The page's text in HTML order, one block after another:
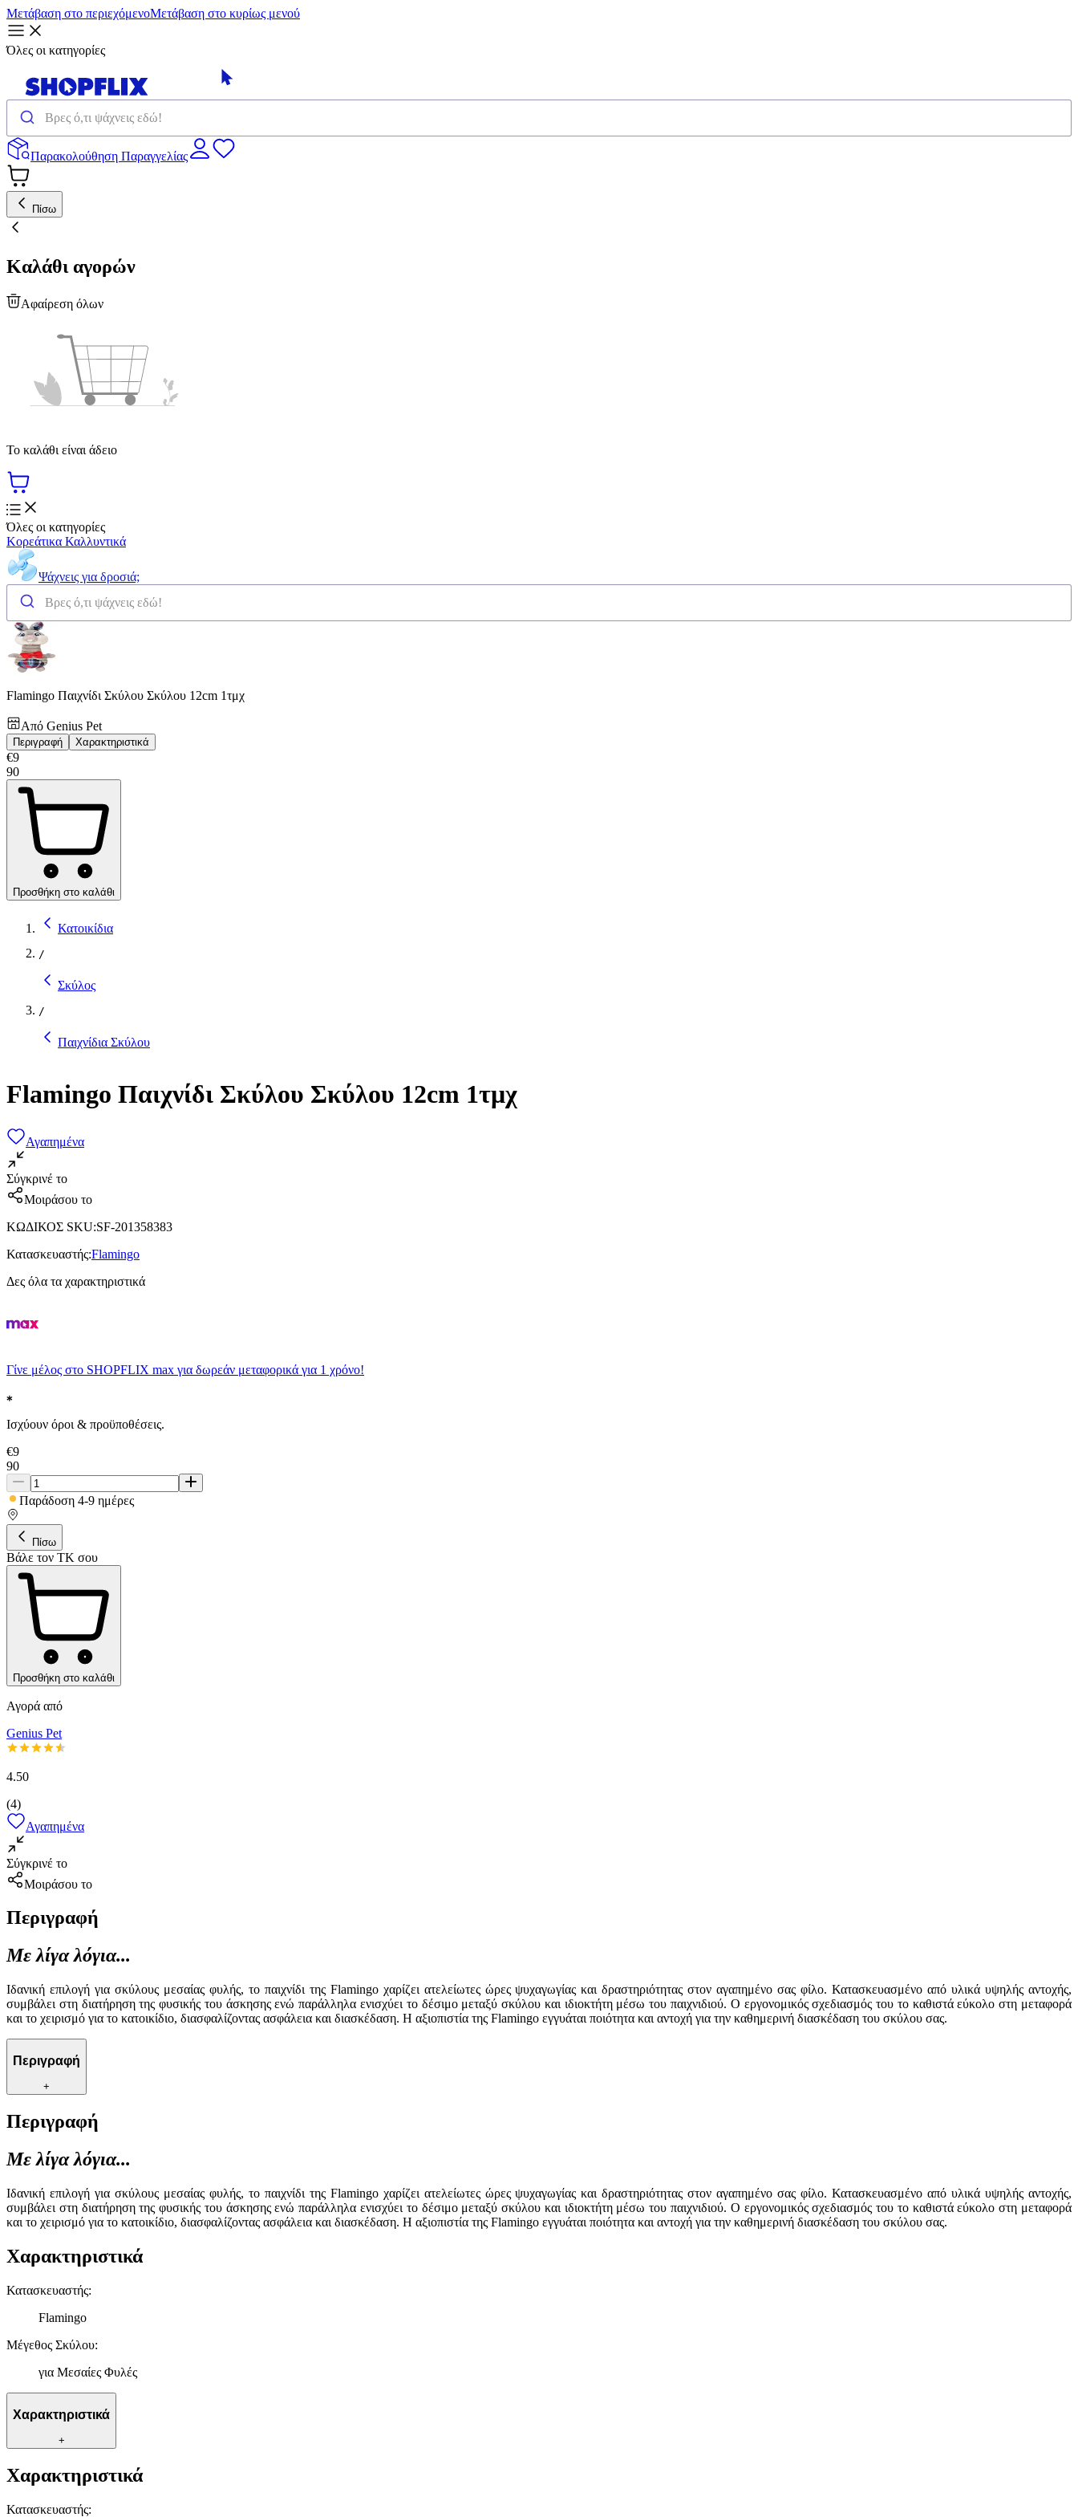
Μετάβαση στο περιεχόμενοΜετάβαση στο κυρίως μενού
Όλες οι κατηγορίες
Παρακολούθηση Παραγγελίας
Πίσω
Καλάθι αγορών
Αφαίρεση όλων
Το καλάθι είναι άδειο
Όλες οι κατηγορίες
Κορεάτικα Καλλυντικά
Ψάχνεις για δροσιά;
Flamingo Παιχνίδι Σκύλου Σκύλου 12cm 1τμχ
Από Genius Pet
Περιγραφή Χαρακτηριστικά
€9
90
Προσθήκη στο καλάθι
Κατοικίδια
/
Σκύλος
/
Παιχνίδια Σκύλου
Flamingo Παιχνίδι Σκύλου Σκύλου 12cm 1τμχ
Αγαπημένα
Σύγκρινέ το
Μοιράσου το
ΚΩΔΙΚΟΣ SKU:SF-201358383
Κατασκευαστής:Flamingo
Δες όλα τα χαρακτηριστικά
Γίνε μέλος στο SHOPFLIX max για δωρεάν μεταφορικά για 1 χρόνο!
Ισχύουν όροι & προϋποθέσεις.
€9
90
Παράδοση 4-9 ημέρες
Πίσω
Βάλε τον ΤΚ σου
Προσθήκη στο καλάθι
Αγορά από
Genius Pet
4.50
(4)
Αγαπημένα
Σύγκρινέ το
Μοιράσου το
Περιγραφή
Με λίγα λόγια...
Ιδανική επιλογή για σκύλους μεσαίας φυλής, το παιχνίδι της Flamingo χαρίζει ατελείωτες ώρες ψυχαγωγίας και δραστηριότητας στον αγαπημένο σας φίλο. Κατασκευασμένο από υλικά υψηλής αντοχής,
συμβάλει στη διατήρηση της φυσικής του άσκησης ενώ παράλληλα ενισχύει το δέσιμο μεταξύ σκύλου και ιδιοκτήτη μέσω του παιχνιδιού. Ο εργονομικός σχεδιασμός του το καθιστά εύκολο στη μεταφορά
και το χειρισμό για το κατοικίδιο, διασφαλίζοντας ασφάλεια και διασκέδαση. Η αξιοπιστία της Flamingo εγγυάται ποιότητα και αντοχή για την καθημερινή διασκέδαση του σκύλου σας.
Περιγραφή
+
Περιγραφή
Με λίγα λόγια...
Ιδανική επιλογή για σκύλους μεσαίας φυλής, το παιχνίδι της Flamingo χαρίζει ατελείωτες ώρες ψυχαγωγίας και δραστηριότητας στον αγαπημένο σας φίλο. Κατασκευασμένο από υλικά υψηλής αντοχής,
συμβάλει στη διατήρηση της φυσικής του άσκησης ενώ παράλληλα ενισχύει το δέσιμο μεταξύ σκύλου και ιδιοκτήτη μέσω του παιχνιδιού. Ο εργονομικός σχεδιασμός του το καθιστά εύκολο στη μεταφορά
και το χειρισμό για το κατοικίδιο, διασφαλίζοντας ασφάλεια και διασκέδαση. Η αξιοπιστία της Flamingo εγγυάται ποιότητα και αντοχή για την καθημερινή διασκέδαση του σκύλου σας.
Χαρακτηριστικά
Κατασκευαστής:
Flamingo
Μέγεθος Σκύλου:
για Μεσαίες Φυλές
Χαρακτηριστικά
+
Χαρακτηριστικά
Κατασκευαστής: